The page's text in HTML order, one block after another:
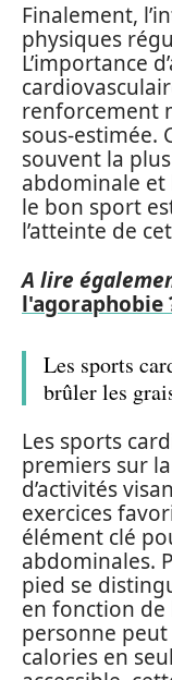
Finalement,
physiques
L’importance
renforcement
sous-estimée.
souvent la
abdominale et
le bon sport
l’atteinte de
A lire
l'agoraphobie
Les sports
brûler les
Les sports
premiers sur
d’activités
exercices
élément clé
abdominales.
pied se
en fonction de
personne
calories en